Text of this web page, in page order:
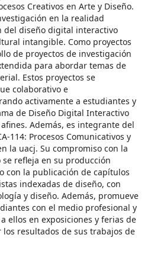
Creativos en Arte y Diseño.
en la realidad
del diseño digital interactivo
intangible. Como proyectos
de proyectos de investigación
para abordar temas de
Estos proyectos se
colaborativo e
activamente a estudiantes y
de Diseño Digital Interactivo
Además, es integrante del
114: Procesos Comunicativos y
la uacj. Su compromiso con la
refleja en su producción
con la publicación de capítulos
indexadas de diseño, con
y diseño. Además, promueve
con el medio profesional y
ellos en exposiciones y ferias de
resultados de sus trabajos de